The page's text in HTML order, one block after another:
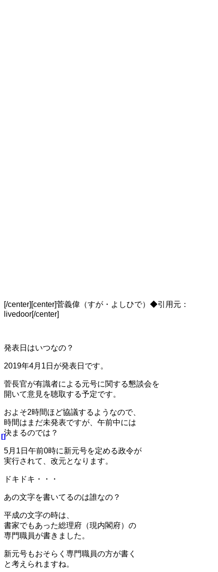
[/center][center]菅義偉（すが・よしひで）◆引用元：
livedoor[/center]
発表日はいつなの？
2019年4月1日が発表日です。
菅長官が有識者による元号に関する懇談会を
開いて意見を聴取する予定です。
およそ2時間ほど協議するようなので、
時間はまだ未発表ですが、午前中には
決まるのでは？
5月1日午前0時に新元号を定める政令が
実行されて、改元となります。
ドキドキ・・・
あの文字を書いてるのは誰なの？
平成の文字の時は、
書家でもあった総理府（現内閣府）の
専門職員が書きました。
新元号もおそらく専門職員の方が書く
と考えられますね。